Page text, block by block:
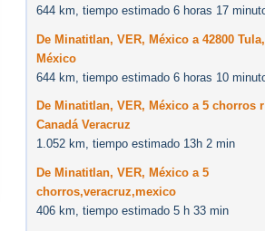
644 km, tiempo estimado 6 horas 17
De Minatitlan, VER, México a 42800
México
644 km, tiempo estimado 6 horas 10
De Minatitlan, VER, México a 5 chorros r
Canadá Veracruz
1.052 km, tiempo estimado 13h 2 min
De Minatitlan, VER, México a 5
chorros,veracruz,mexico
406 km, tiempo estimado 5 h 33 min